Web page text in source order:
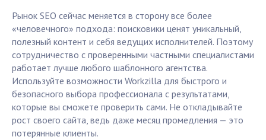
Рынок SEO сейчас меняется в сторону все более
«человечного» подхода: поисковики ценят уникальный,
полезный контент и себя ведущих исполнителей. Поэтому
сотрудничество с проверенными частными специалистами
работает лучше любого шаблонного агентства.
Используйте возможности Workzilla для быстрого и
безопасного выбора профессионала с результатами,
которые вы сможете проверить сами. Не откладывайте
рост своего сайта, ведь даже месяц промедления — это
потерянные клиенты.